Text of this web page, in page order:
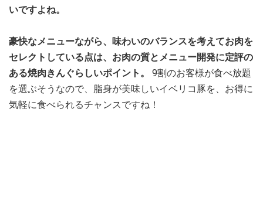
いですよね。
豪快なメニューながら、味わいのバランスを考えてお肉を
セレクトしている点は、お肉の質とメニュー開発に定評の
ある焼肉きんぐらしいポイント。
9割のお客様が食べ放題
を選ぶそうなので、脂身が美味しいイベリコ豚を、お得に
気軽に食べられるチャンスですね！